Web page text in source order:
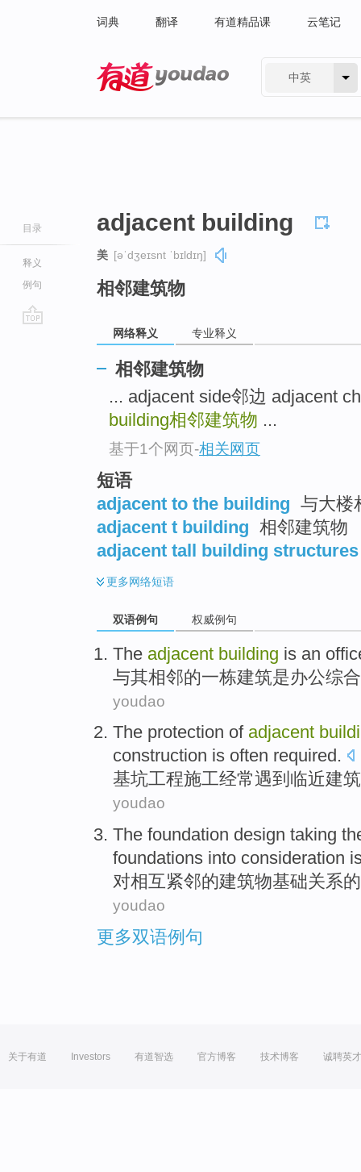
词典 翻译 有道精品课 云笔记
中英
目录
释义
例句
adjacent building
美 [əˈdʒeɪsnt ˈbɪldɪŋ]
相邻建筑物
网络释义 专业释义
相邻建筑物
... adjacent side邻边 adjacent
building相邻建筑物 ...
基于1个网页-相关网页
短语
adjacent to the building 与大楼
adjacent t building 相邻建筑物
adjacent tall building structures
更多网络短语
双语例句 权威例句
The adjacent building is an
与其相邻的一栋建筑是办公综
youdao
The protection of adjacent
construction is often required.
基坑工程施工经常遇到临近建
youdao
The foundation design taking
foundations into consideration
对相互紧邻的建筑物基础关系的
youdao
更多双语例句
关于有道 Investors 有道智选 官方博客 技术博客 诚聘英才